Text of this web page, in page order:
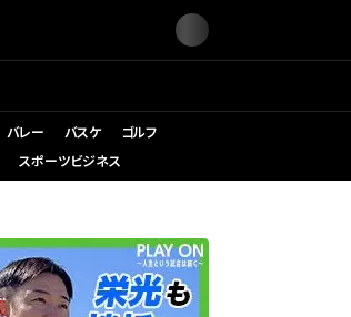
バレー バスケ
ゴルフ
スポーツビジネス